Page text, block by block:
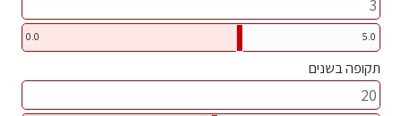
0.0 5.0
תקופה בשנים